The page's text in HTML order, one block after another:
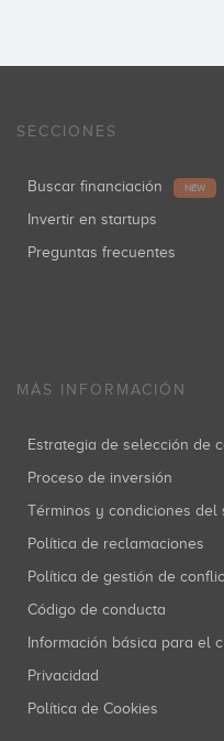
SECCIONES
Buscar financiación NEW
Invertir en startups
Preguntas frecuentes
MÁS INFORMACIÓN
Estrategia de selección de
Proceso de inversión
Términos y condiciones del
Política de reclamaciones
Política de gestión de
Código de conducta
Información básica para el
Privacidad
Política de Cookies